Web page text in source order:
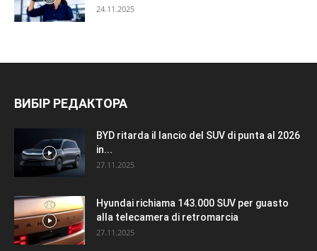
24.11.2025
ВИБІР РЕДАКТОРА
BYD ritarda il lancio del SUV di punta al 2026
in...
27.11.2025
Hyundai richiama 143.000 SUV per guasto
alla telecamera di retromarcia
27.11.2025